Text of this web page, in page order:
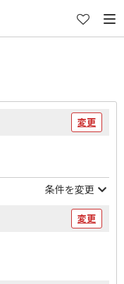
変更
条件を変更
変更